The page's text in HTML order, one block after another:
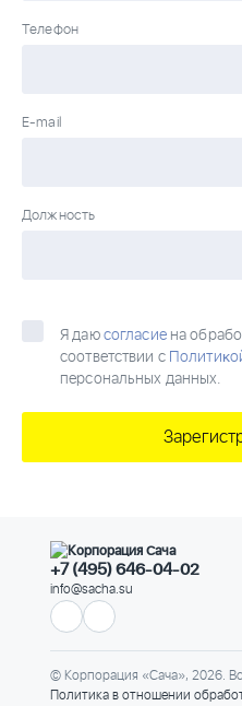
Телефон
E-mail
Должность
Я даюсогласиена
соответствии с
персональных данных.
+7 (495) 646-04-02
info@sacha.su
© Корпорация «Сача», 2026.
Политика в отношении